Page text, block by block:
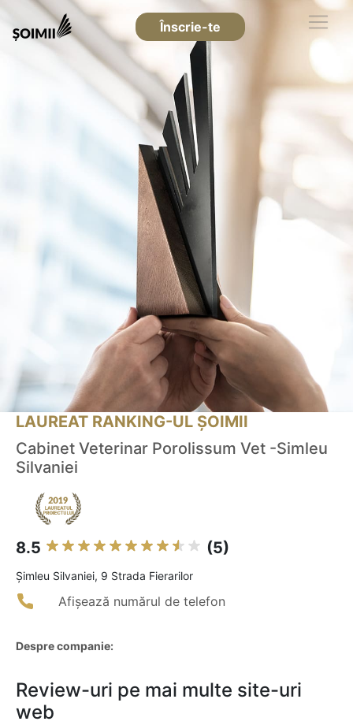
Înscrie-te
LAUREAT RANKING-UL ȘOIMII
Cabinet Veterinar Porolissum Vet -Simleu
Silvaniei
8.5 (5)
Şimleu Silvaniei, 9 Strada Fierarilor
Afișează numărul de telefon
Despre companie:
Review-uri pe mai multe site-uri
web